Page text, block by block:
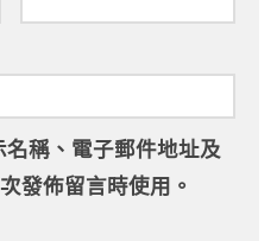
名稱、電子郵件地址及
發佈留言時使用。